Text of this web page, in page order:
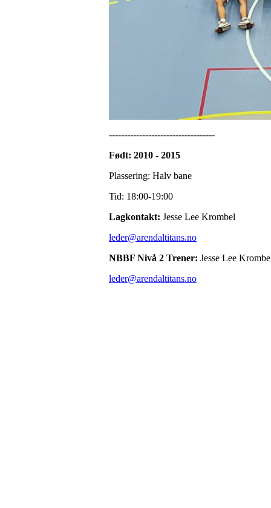
-----------------------------------
Født: 2010 - 2015
Plassering: Halv bane
Tid: 18:00-19:00
Lagkontakt: Jesse Lee Krombel
leder@arendaltitans.no
NBBF Nivå 2 Trener: Jesse Lee
leder@arendaltitans.no